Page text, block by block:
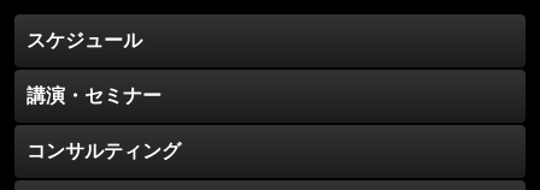
ブ
スケジュール
講演・セミナー
コンサルティング